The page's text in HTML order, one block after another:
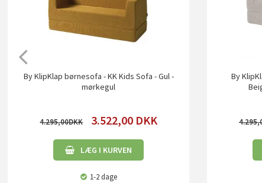
By KlipKlap børnesofa - KK Kids Sofa - Gul -
mørkegul
4.295,00 3.522,00 DKK
LÆG I KURVEN
1-2 dage
By